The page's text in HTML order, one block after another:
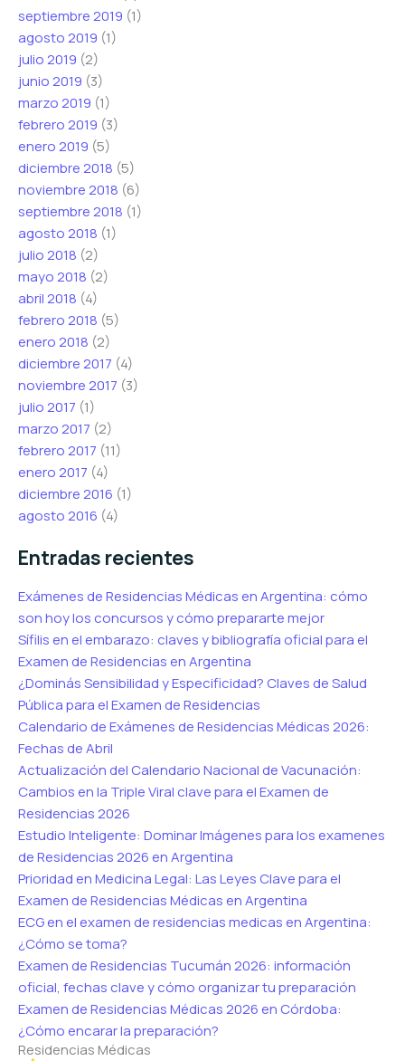
septiembre 2019 (1)
agosto 2019 (1)
julio 2019 (2)
junio 2019 (3)
marzo 2019 (1)
febrero 2019 (3)
enero 2019 (5)
diciembre 2018 (5)
noviembre 2018 (6)
septiembre 2018 (1)
agosto 2018 (1)
julio 2018 (2)
mayo 2018 (2)
abril 2018 (4)
febrero 2018 (5)
enero 2018 (2)
diciembre 2017 (4)
noviembre 2017 (3)
julio 2017 (1)
marzo 2017 (2)
febrero 2017 (11)
enero 2017 (4)
diciembre 2016 (1)
agosto 2016 (4)
Entradas recientes
Exámenes de Residencias Médicas en Argentina: cómo
son hoy los concursos y cómo prepararte mejor
Sífilis en el embarazo: claves y bibliografía oficial para el
Examen de Residencias en Argentina
¿Dominás Sensibilidad y Especificidad? Claves de Salud
Pública para el Examen de Residencias
Calendario de Exámenes de Residencias Médicas 2026:
Fechas de Abril
Actualización del Calendario Nacional de Vacunación:
Cambios en la Triple Viral clave para el Examen de
Residencias 2026
Estudio Inteligente: Dominar Imágenes para los examenes
de Residencias 2026 en Argentina
Prioridad en Medicina Legal: Las Leyes Clave para el
Examen de Residencias Médicas en Argentina
ECG en el examen de residencias medicas en Argentina:
¿Cómo se toma?
Examen de Residencias Tucumán 2026: información
oficial, fechas clave y cómo organizar tu preparación
Examen de Residencias Médicas 2026 en Córdoba:
¿Cómo encarar la preparación?
Residencias Médicas